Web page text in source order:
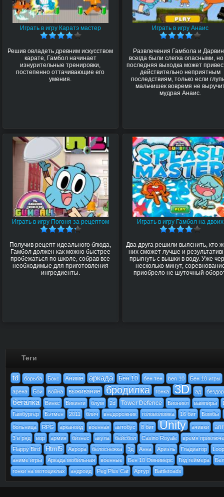
Играть в игру Каратэ мастер
Решив овладеть древним искусством
карате, Гамбол начинает
изнурительные тренировки,
постепенно оттачивающие его
умения.
Играть в игру Анаис
Развлечения Гамбола и
всегда были слегка опасными,
последняя выходка может
действительно неприятным
последствиям, только если
мальчишек вовремя не
мудрая Анаис.
Играть в игру Погоня за рецептом
Получив рецепт идеального блюда,
Гамбол должен как можно быстрее
пробежаться по школе, собрав все
необходимые для приготовления
ингредиенты.
Играть в игру Гамбол на двоих
Два друга решили выяснить, кто
них сможет лучше и
прыгнуть с вышки в воду. Уже
несколько минут,
приобрело не шуточный
Теги
td борьба Бокс Аниме аркада Бен 10 бен тен ben 10 Бен 10 игры
арена Бои война выживание бродилка гонка 3D ад
бегалка Винкс Викинги блум 2d Tower Defence Бионикл вампиры
Гамбургер
Бэтмен 2011 блич внедорожник головоломка 16 бит Бомбы
больница RPG арканоид военная автобус 8 бит Unity ачивки
3 в ряд вор армия бизнес акула бейсбол Casino Royale
время
Flappy Bird
Html5 Аврора белоснежка 3д Анна Ариэль Гладиатор
аниме игры
Аркада мобильная военные Бен 10 Омниверс Гид геймера
гонки на мотоциклах
андроид Peg Plus Cat Артур Battletoads